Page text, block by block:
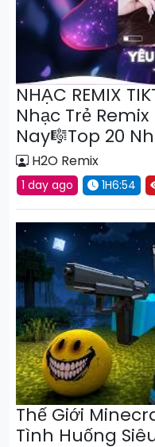
NHẠC REMIX
Nhạc Trẻ
Nay🎼Top 20
H2O Remix
1 day ago 1H6:54
Thế Giới
Tình Huống